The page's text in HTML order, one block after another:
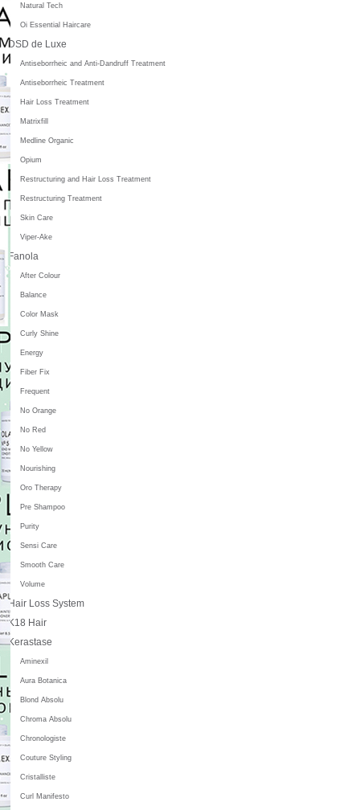
Natural Tech
Oi Essential Haircare
DSD de Luxe
Antiseborrheic and Anti-Dandruff Treatment
Antiseborrheic Treatment
Hair Loss Treatment
Matrixfill
Medline Organic
Opium
Restructuring and Hair Loss Treatment
Restructuring Treatment
Skin Care
Viper-Ake
Fanola
After Colour
Balance
Color Mask
Curly Shine
Energy
Fiber Fix
Frequent
No Orange
No Red
No Yellow
Nourishing
Oro Therapy
Pre Shampoo
Purity
Sensi Care
Smooth Care
Volume
Hair Loss System
K18 Hair
Kerastase
Aminexil
Aura Botanica
Blond Absolu
Chroma Absolu
Chronologiste
Couture Styling
Cristalliste
Curl Manifesto